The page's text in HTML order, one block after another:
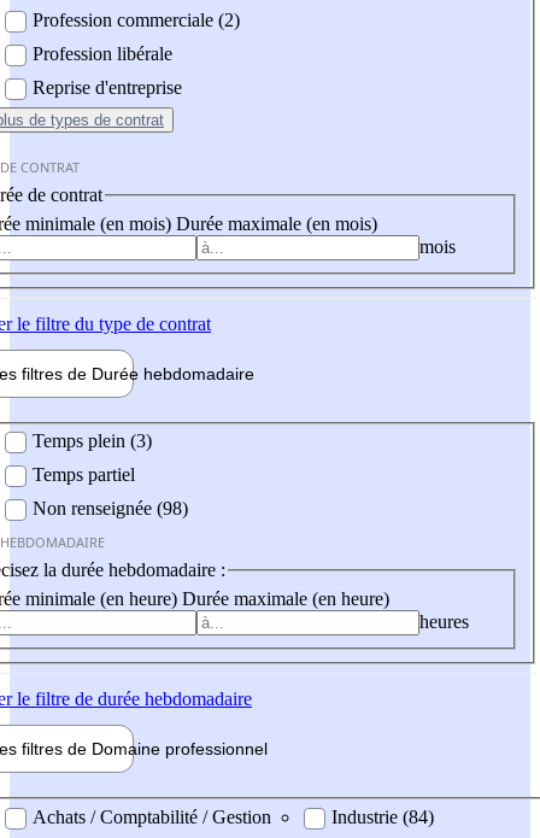
Profession commerciale (2)
Profession libérale
Reprise d'entreprise
de types de contrat
CONTRAT
de contrat
minimale (en mois) Durée maximale (en mois)
mois
le filtre du type de contrat
filtres de Durée hebdomadaire
Temps plein (3)
Temps partiel
Non renseignée (98)
la durée hebdomadaire :
minimale (en heure) Durée maximale (en heure)
heures
le filtre de durée hebdomadaire
filtres de Domaine professionnel
professionel
Achats / Comptabilité / Gestion
Industrie (84)